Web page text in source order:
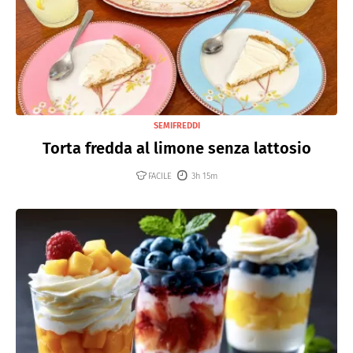
SEMIFREDDI
Torta fredda al limone senza lattosio
FACILE 3h 15m